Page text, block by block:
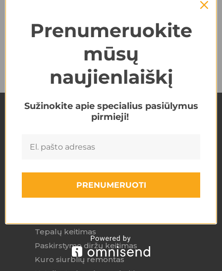
Kompiuterinė diagnostika
Automobilio patikra prieš perkant
Variklio kapitalinis remontas
Tepalų keitimas
Paskirstymo diržų keitimas
Kuro siurblių remontas
Prenumeruokite
mūsų
naujienlaiškį
Sužinokite apie specialius pasiūlymus
pirmieji!
PRENUMERUOTI